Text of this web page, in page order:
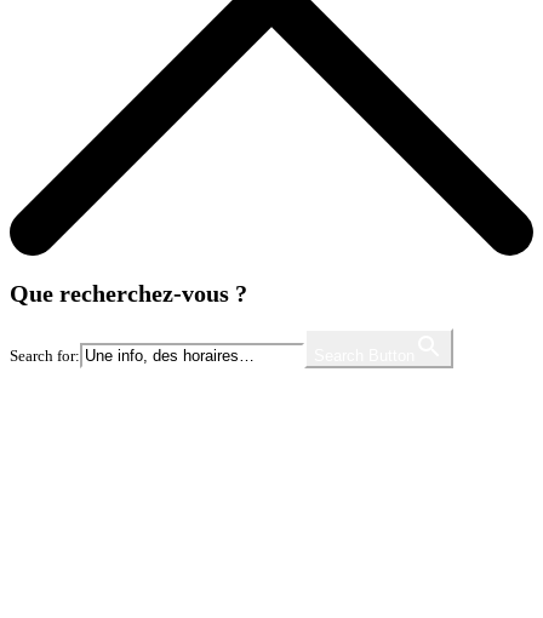
Que recherchez-vous ?
Search for: